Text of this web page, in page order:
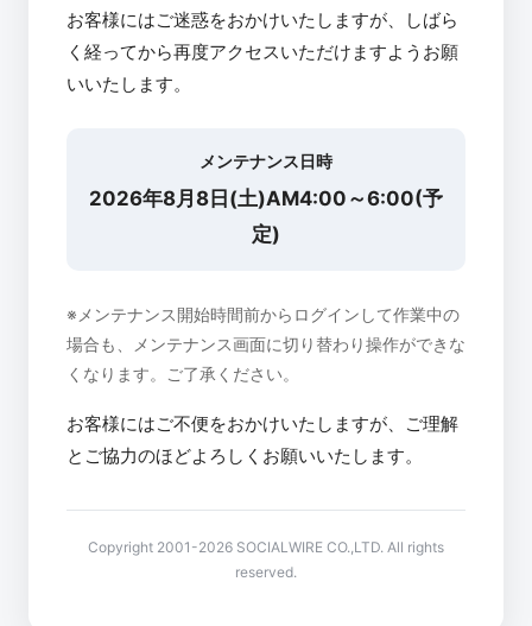
お客様にはご迷惑をおかけいたしますが、しばら
く経ってから再度アクセスいただけますようお願
いいたします。
メンテナンス日時
2026年8月8日(土)AM4:00～6:00(予
定)
※メンテナンス開始時間前からログインして作業中の
場合も、メンテナンス画面に切り替わり操作ができな
くなります。ご了承ください。
お客様にはご不便をおかけいたしますが、ご理解
とご協力のほどよろしくお願いいたします。
Copyright 2001-2026 SOCIALWIRE CO.,LTD. All rights
reserved.